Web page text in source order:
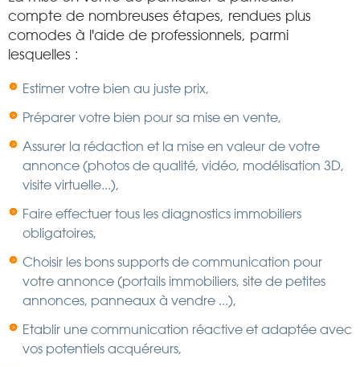
compte de nombreuses étapes, rendues plus
comodes à l'aide de professionnels, parmi
lesquelles :
Estimer votre bien au juste prix,
Préparer votre bien pour sa mise en vente,
Assurer la rédaction et la mise en valeur de votre
annonce (photos de qualité, vidéo, modélisation 3D,
visite virtuelle...),
Faire effectuer tous les diagnostics immobiliers
obligatoires,
Choisir les bons supports de communication pour
votre annonce (portails immobiliers, site de petites
annonces, panneaux à vendre ...),
Etablir une communication réactive et adaptée avec
vos potentiels acquéreurs,